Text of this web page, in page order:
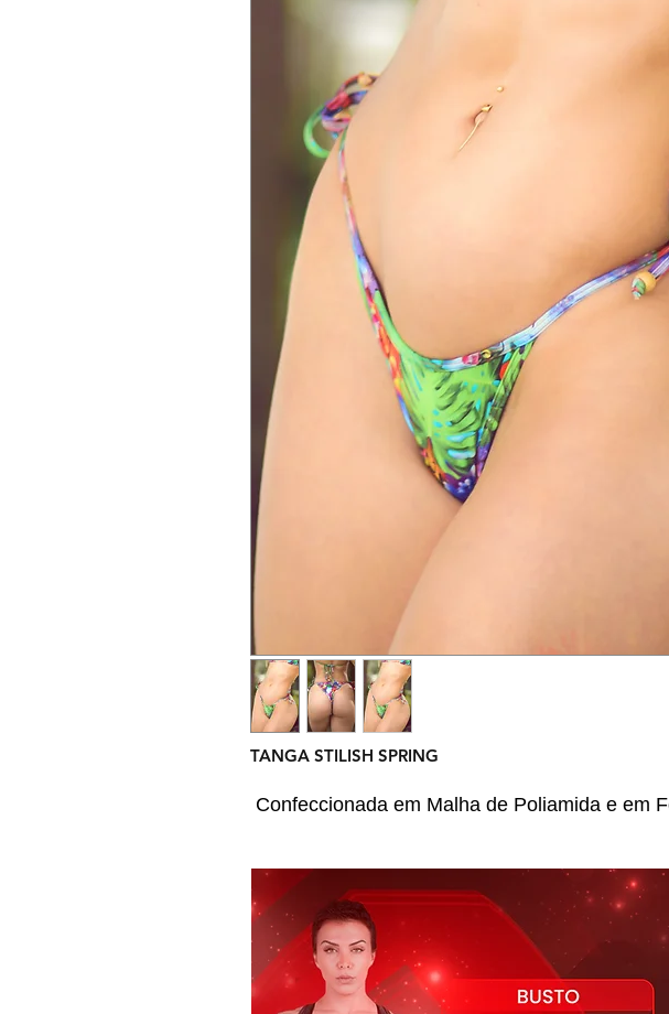
TANGA STILISH SPRING
Confeccionada em Malha de Poliamida e em
a Peça Possui Fechamento Lateral e Pode
Um Biquíni de Tom Semelhante Para Completar
Produção Para Praia ou Piscina.
Informações: